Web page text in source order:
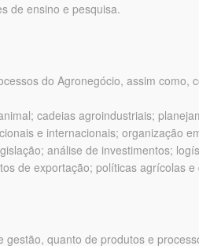
de ensino e pesquisa.
do Agronegócio, assim como,
cadeias agroindustriais;
e internacionais; organização
análise de investimentos;
de exportação; políticas agrícolas
quanto de produtos e